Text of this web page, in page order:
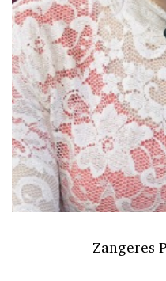
Zangeres